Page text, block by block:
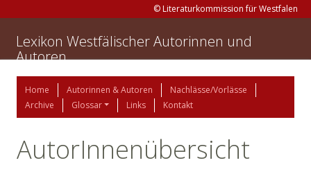
© Literaturkommission für Westfalen
Lexikon Westfälischer Autorinnen und
Autoren
Home Autorinnen & Autoren
Nachlässe/Vorlässe
Archive
Glossar Links Kontakt
AutorInnenübersicht